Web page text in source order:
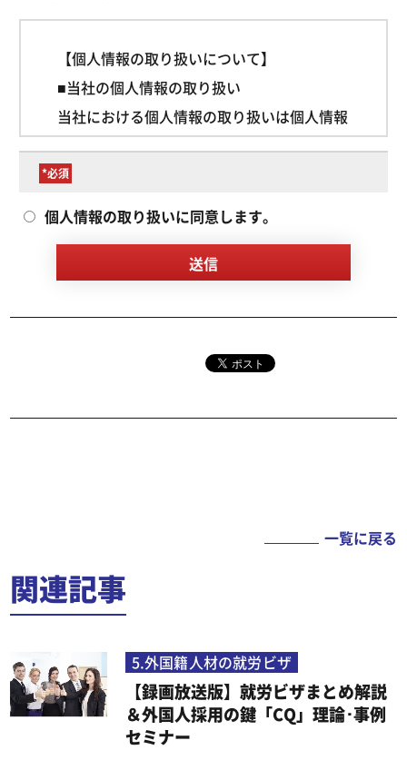
【個人情報の取り扱いについて】
■当社の個人情報の取り扱い
当社における個人情報の取り扱いは個人情報
保護方針に基づいて行われます。
■個人情報の利用目的
（1）お申し込みいただいた方に、当社及び
をご提供するため
（2）上記を行う上で必要な情報の確認やご
■個人情報の第三者提供
当社は利用者の個人情報について、利用者本
報、所属企業情報、連絡先情報を、セミナー
共催企業に対し、第三者提供します。また以
下の場合は、関係法令に反しない範囲で、利
*
個人情報の取り扱いに同意します。
一覧に戻る
関連記事
5.外国籍人材の就労ビザ
【録画放送版】就労ビザまとめ解説
＆外国人採用の鍵「CQ」理論･事例
セミナー